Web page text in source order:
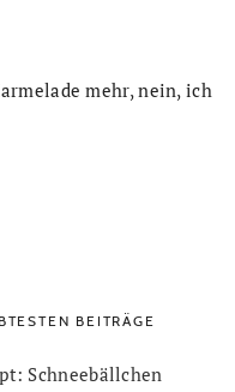
mehr, nein, ich
BEITRÄGE
Schneebällchen